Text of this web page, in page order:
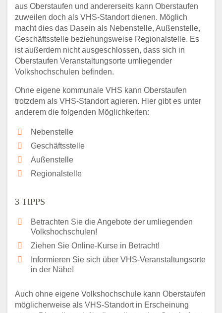
aus Oberstaufen und andererseits kann Oberstaufen
zuweilen doch als VHS-Standort dienen. Möglich
macht dies das Dasein als Nebenstelle, Außenstelle,
Geschäftsstelle beziehungsweise Regionalstelle. Es
ist außerdem nicht ausgeschlossen, dass sich in
Oberstaufen Veranstaltungsorte umliegender
Volkshochschulen befinden.
Ohne eigene kommunale VHS kann Oberstaufen
trotzdem als VHS-Standort agieren. Hier gibt es unter
anderem die folgenden Möglichkeiten:
Nebenstelle
Geschäftsstelle
Außenstelle
Regionalstelle
3 TIPPS
Betrachten Sie die Angebote der umliegenden
Volkshochschulen!
Ziehen Sie Online-Kurse in Betracht!
Informieren Sie sich über VHS-Veranstaltungsorte
in der Nähe!
Auch ohne eigene Volkshochschule kann Oberstaufen
möglicherweise als VHS-Standort in Erscheinung